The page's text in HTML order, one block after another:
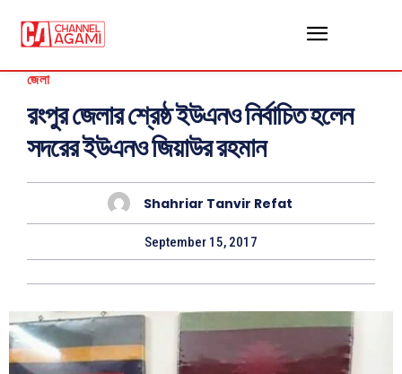
জেলা
রংপুর জেলার শ্রেষ্ঠ ইউএনও নির্বাচিত হলেন
সদরের ইউএনও জিয়াউর রহমান
Shahriar Tanvir Refat
September 15, 2017